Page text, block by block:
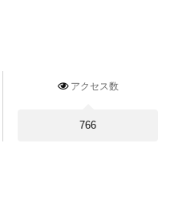
アクセス数
766